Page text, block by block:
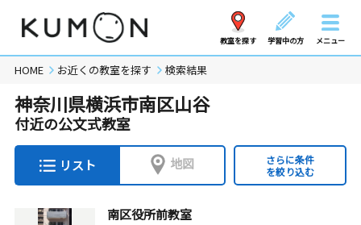
教室を探す 学習中の方 メニュー
HOME お近くの教室を探す 検索結果
神奈川県横浜市南区山谷
付近の公文式教室
リスト 地図
さらに条件
を絞り込む
南区役所前教室